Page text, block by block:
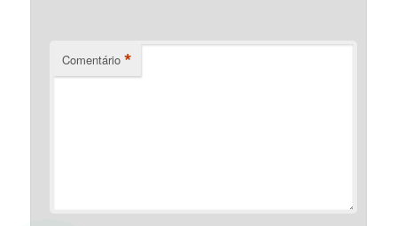
Comentário *